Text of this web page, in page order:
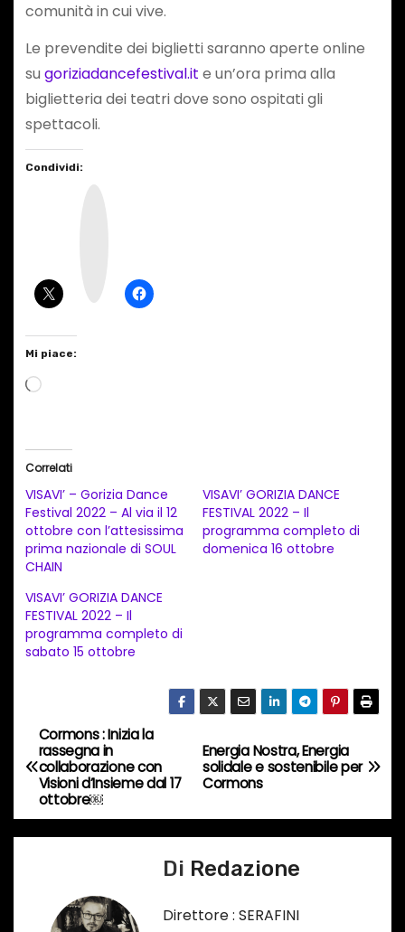
comunità in cui vive.
Le prevendite dei biglietti saranno aperte online
su goriziadancefestival.it e un’ora prima alla
biglietteria dei teatri dove sono ospitati gli
spettacoli.
Condividi:
Mi piace:
C
a
m
e
t
o
i
o
r
s
…
Correlati
VISAVI’ – Gorizia Dance
Festival 2022 – Al via il 12
ottobre con l’attesissima
prima nazionale di SOUL
CHAIN
VISAVI’ GORIZIA DANCE
FESTIVAL 2022 – Il
programma completo di
domenica 16 ottobre
VISAVI’ GORIZIA DANCE
FESTIVAL 2022 – Il
programma completo di
sabato 15 ottobre
N
a
v
Energia Nostra, Energia
solidale e sostenibile per
Cormons
Cormons : Inizia la
rassegna in
collaborazione con
Visioni d’Insieme dal 17
ottobre￼
Di Redazione
Direttore : SERAFINI